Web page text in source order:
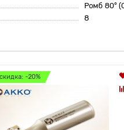
Ромб 80°
8
-20%